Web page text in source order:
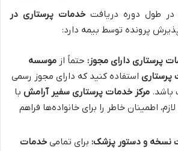
طول دوره دریافت خدمات پرستاری در
پرونده توسط بیمه دارد:
پرستاری دارای مجوز: حتماً از موسسه
پرستاری استفاده کنید که دارای مجوز رسمی
باشد. مرکز خدمات پرستاری سفیر آرامش با
اطمینان خاطر را برای خانواده‌ها فراهم
نسخه و دستور پزشک: برای تمامی خدمات